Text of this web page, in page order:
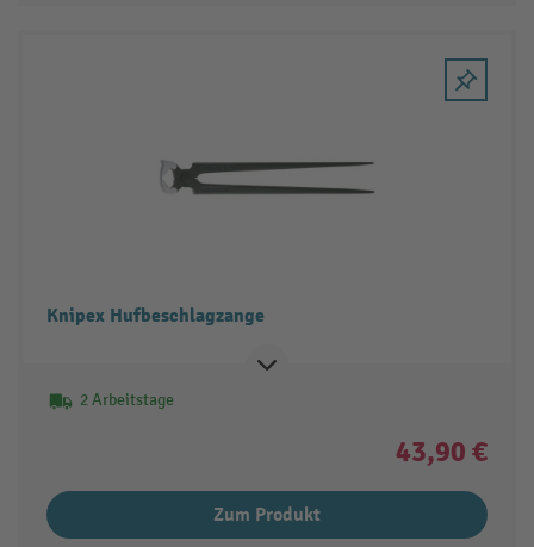
Knipex Hufbeschlagzange
2 Arbeitstage
43,90 €
Zum Produkt